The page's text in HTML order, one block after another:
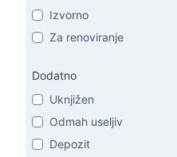
Izvorno
Za renoviranje
Dodatno
Uknjižen
Odmah useljiv
Depozit